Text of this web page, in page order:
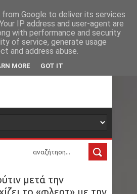
του κόσμου στο πιάτο σας
μετά την
το «φλερτ» με την
Google to deliver its services
IP address and user-agent are
with performance and security
of service, generate usage
and address abuse.
MORE GOT IT